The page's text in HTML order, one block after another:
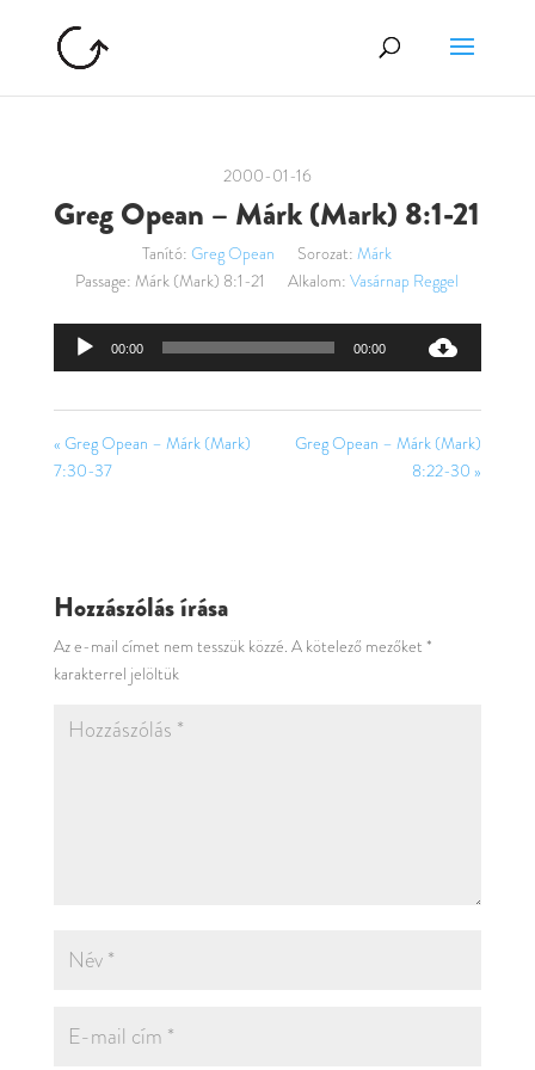
2000-01-16
Greg Opean – Márk (Mark) 8:1-21
Tanító: Greg Opean Sorozat: Márk
Passage: Márk (Mark) 8:1-21 Alkalom: Vasárnap Reggel
Audió
00:00 00:00
« Greg Opean – Márk (Mark)
7:30-37
Greg Opean – Márk (Mark)
8:22-30 »
Hozzászólás írása
Az e-mail címet nem tesszük közzé. A kötelező mezőket *
karakterrel jelöltük